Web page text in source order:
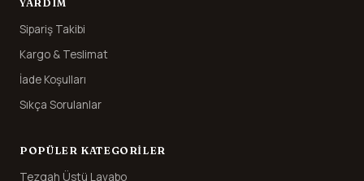
YARDIM
Sipariş Takibi
Kargo & Teslimat
İade Koşulları
Sıkça Sorulanlar
POPÜLER KATEGORILER
Tezgah Üstü Lavabo